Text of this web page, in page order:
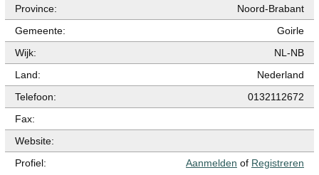
Province:
Noord-Brabant
Gemeente:
Goirle
Wijk:
NL-NB
Land:
Nederland
Telefoon:
0132112672
Fax:
Website:
Profiel:
Aanmelden of Registreren